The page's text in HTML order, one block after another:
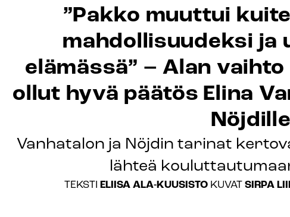
”Pakko muuttui
mahdollisuudeksi ja
elämässä” – Alan
ollut hyvä päätös Elina
Nöjdille
Vanhatalon ja Nöjdin tarinat
lähteä
TEKSTI ELIISA ALA-KUUSISTOKUVATSIRPA